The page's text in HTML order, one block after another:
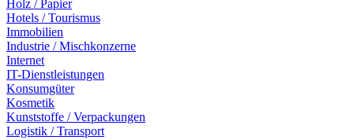
Holz / Papier
Hotels / Tourismus
Immobilien
Industrie / Mischkonzerne
Internet
IT-Dienstleistungen
Konsumgüter
Kosmetik
Kunststoffe / Verpackungen
Logistik / Transport